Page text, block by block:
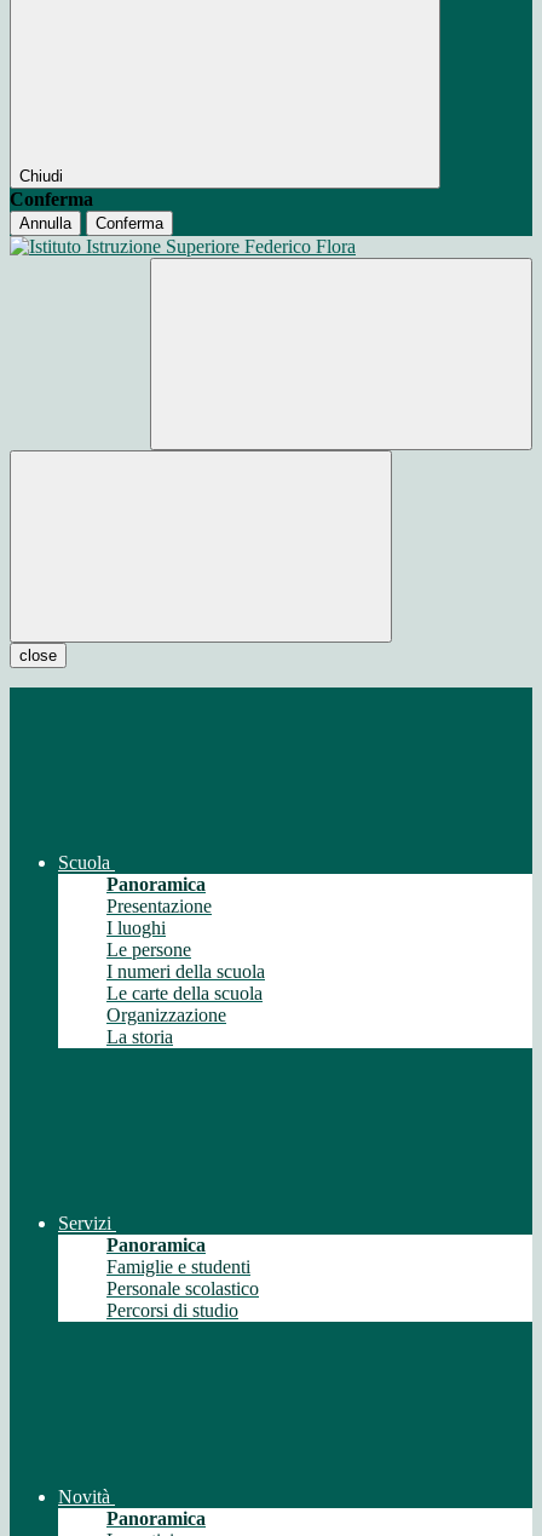
Chiudi
Conferma
Annulla Conferma
close
Scuola
Panoramica
Presentazione
I luoghi
Le persone
I numeri della scuola
Le carte della scuola
Organizzazione
La storia
Servizi
Panoramica
Famiglie e studenti
Personale scolastico
Percorsi di studio
Novità
Panoramica